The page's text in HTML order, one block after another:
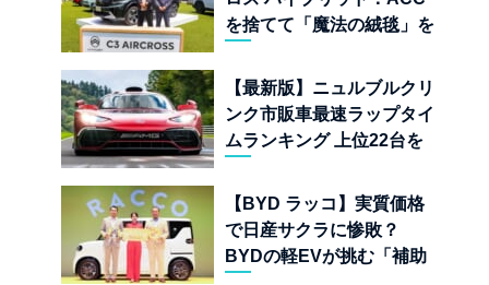
を捨てて「魔法の絨毯」を
児
【最新版】ニュルブルクリ
ンク市販車最速ラップタイ
ムランキング 上位22台を
【BYD ラッコ】実質価格
で日産サクラに惨敗？
BYDの軽EVが挑む「補助